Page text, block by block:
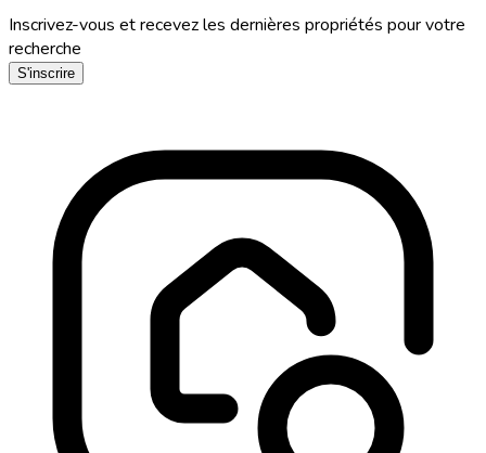
Inscrivez-vous et recevez les dernières propriétés pour votre
recherche
S'inscrire